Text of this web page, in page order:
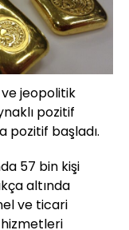
jeopolitik
pozitif
pozitif başladı.
57 bin kişi
altında
ve ticari
hizmetleri